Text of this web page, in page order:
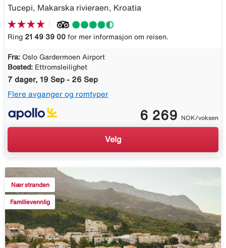
Tucepi, Makarska rivieraen, Kroatia
Ring 21 49 39 00 for mer informasjon om reisen.
Fra: Oslo Gardermoen Airport
Bosted: Ettromsleilighet
7 dager, 19 Sep - 26 Sep
Flere avganger og romtyper
6 269 NOK/voksen
Velg
Nær stranden
Familievennlig